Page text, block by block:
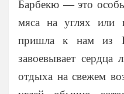
На новый
На 23
На 8 марта
На
Ритуальный
Барбекю — это
мяса на углях или
пришла к нам из
завоевывает
отдыха на свежем